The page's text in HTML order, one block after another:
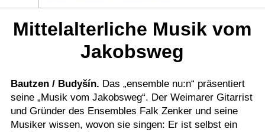
Menüpunkte
Politik
Wirtschaft
Service
Verkehr
Mittelalterliche Musik vom
Jakobsweg
Bautzen / Budyšín. Das „ensemble nu:n“ präsentiert
seine „Musik vom Jakobsweg“. Der Weimarer Gitarrist
und Gründer des Ensembles Falk Zenker und seine
Musiker wissen, wovon sie singen: Er ist selbst ein